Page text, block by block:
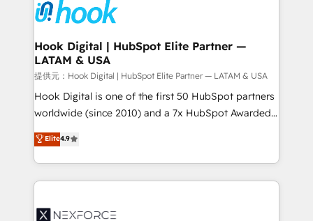
move beyond spreadsheets into unified systems
that drive real business results.
Onboarding - Data Migration & Integrations -
Technical Audit & Optimization Strategic Solutions: -
Revenue Operations - Inbound Marketing -
Outbound Marketing - HubSpot CMS Website
Design & Development We empower our clients to
reach their full potential by providing transparent,
relationship-driven support. With over 300 HubSpot
technical know-how and strategic guidance you
need to succeed.
Hook Digital | HubSpot Elite Partner —
LATAM & USA
提供元：Hook Digital | HubSpot Elite Partner — LATAM & USA
Hook Digital is one of the first 50 HubSpot partners
worldwide (since 2010) and a 7x HubSpot Awarded
Elite Partner. With 500+ projects across the U.S.,
Brazil, and LATAM, we combine global expertise with
regional experience. Today, we are Brazil’s largest
HubSpot Elite Partner—trusted by companies across
Implementation & Migration Onboarding across all
Elite4.9